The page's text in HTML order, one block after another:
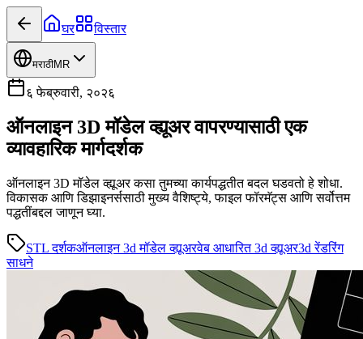
घर विस्तार
मराठीMR
६ फेब्रुवारी, २०२६
ऑनलाइन 3D मॉडेल व्ह्यूअर वापरण्यासाठी एक
व्यावहारिक मार्गदर्शक
ऑनलाइन 3D मॉडेल व्ह्यूअर कसा तुमच्या कार्यपद्धतीत बदल घडवतो हे शोधा.
विकासक आणि डिझाइनर्ससाठी मुख्य वैशिष्ट्ये, फाइल फॉरमॅट्स आणि सर्वोत्तम
पद्धतींबद्दल जाणून घ्या.
STL दर्शकऑनलाइन 3d मॉडेल व्ह्यूअरवेब आधारित 3d व्ह्यूअर3d रेंडरिंग
साधने